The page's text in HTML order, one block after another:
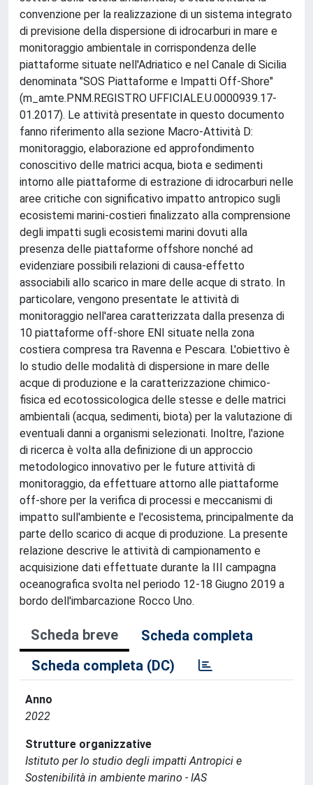
convenzione per la realizzazione di un sistema integrato
di previsione della dispersione di idrocarburi in mare e
monitoraggio ambientale in corrispondenza delle
piattaforme situate nell'Adriatico e nel Canale di Sicilia
denominata "SOS Piattaforme e Impatti Off-Shore"
(m_amte.PNM.REGISTRO UFFICIALE.U.0000939.17-
01.2017). Le attività presentate in questo documento
fanno riferimento alla sezione Macro-Attività D:
monitoraggio, elaborazione ed approfondimento
conoscitivo delle matrici acqua, biota e sedimenti
intorno alle piattaforme di estrazione di idrocarburi nelle
aree critiche con significativo impatto antropico sugli
ecosistemi marini-costieri finalizzato alla comprensione
degli impatti sugli ecosistemi marini dovuti alla
presenza delle piattaforme offshore nonché ad
evidenziare possibili relazioni di causa-effetto
associabili allo scarico in mare delle acque di strato. In
particolare, vengono presentate le attività di
monitoraggio nell'area caratterizzata dalla presenza di
10 piattaforme off-shore ENI situate nella zona
costiera compresa tra Ravenna e Pescara. L'obiettivo è
lo studio delle modalità di dispersione in mare delle
acque di produzione e la caratterizzazione chimico-
fisica ed ecotossicologica delle stesse e delle matrici
ambientali (acqua, sedimenti, biota) per la valutazione di
eventuali danni a organismi selezionati. Inoltre, l'azione
di ricerca è volta alla definizione di un approccio
metodologico innovativo per le future attività di
monitoraggio, da effettuare attorno alle piattaforme
off-shore per la verifica di processi e meccanismi di
impatto sull'ambiente e l'ecosistema, principalmente da
parte dello scarico di acque di produzione. La presente
relazione descrive le attività di campionamento e
acquisizione dati effettuate durante la III campagna
oceanografica svolta nel periodo 12-18 Giugno 2019 a
bordo dell'imbarcazione Rocco Uno.
Scheda breve
Scheda completa
Scheda completa (DC)
Anno
2022
Strutture organizzative
Istituto per lo studio degli impatti Antropici e
Sostenibilità in ambiente marino - IAS